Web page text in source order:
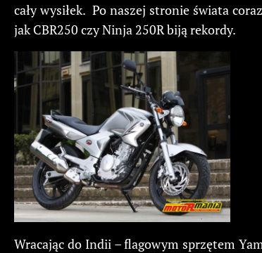
cały wysiłek. Po naszej stronie świata
jak CBR250 czy Ninja 250R biją rekordy.
Wracając do Indii – flagowym sprzętem